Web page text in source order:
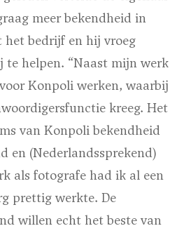
meer bekendheid in
bedrijf en hij vroeg
te helpen. “Naast mijn werk
Konpoli werken, waarbij
kreeg. Het
van Konpoli bekendheid
en (Nederlandssprekend)
als fotografe had ik al een
prettig werkte. De
willen echt het beste van